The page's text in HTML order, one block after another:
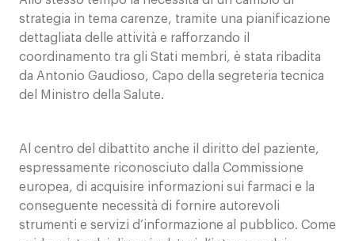
strategia in tema carenze, tramite una pianificazione
dettagliata delle attività e rafforzando il
coordinamento tra gli Stati membri, è stata ribadita
da Antonio Gaudioso, Capo della segreteria tecnica
del Ministro della Salute.
Al centro del dibattito anche il diritto del paziente,
espressamente riconosciuto dalla Commissione
europea, di acquisire informazioni sui farmaci e la
conseguente necessità di fornire autorevoli
strumenti e servizi d’informazione al pubblico. Come